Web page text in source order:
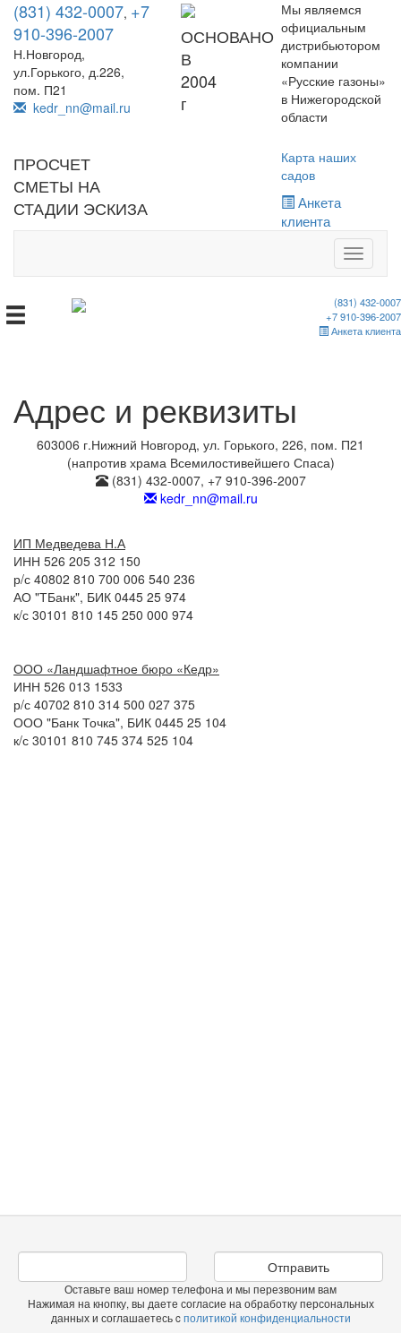
(831) 432-0007, +7
910-396-2007
Н.Новгород,
ул.Горького, д.226,
пом. П21
kedr_nn@mail.ru
ПРОСЧЕТ
СМЕТЫ НА
СТАДИИ ЭСКИЗА
ОСНОВАНО
В
2004
г
Мы являемся
официальным
дистрибьютором
компании
«Русские газоны»
в Нижегородской
области
Карта наших
садов
Анкета
клиента
Toggle
(831) 432-0007
+7 910-396-2007
Анкета клиента
Адрес и реквизиты
603006 г.Нижний Новгород, ул. Горького, 226, пом. П21
(напротив храма Всемилостивейшего Спаса)
(831) 432-0007, +7 910-396-2007
kedr_nn@mail.ru
ИП Медведева Н.А
ИНН 526 205 312 150
р/с 40802 810 700 006 540 236
АО "ТБанк", БИК 0445 25 974
к/с 30101 810 145 250 000 974
ООО «Ландшафтное бюро «Кедр»
ИНН 526 013 1533
р/с 40702 810 314 500 027 375
ООО "Банк Точка", БИК 0445 25 104
к/с 30101 810 745 374 525 104
Отправить
Оставьте ваш номер телефона и мы перезвоним вам
Нажимая на кнопку, вы даете согласие на обработку персональных
данных и соглашаетесь cполитикой конфиденциальности